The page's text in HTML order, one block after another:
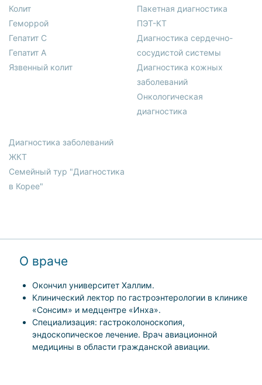
Колит
Геморрой
Гепатит С
Гепатит А
Язвенный колит
Пакетная диагностика
ПЭТ-КТ
Диагностика сердечно-
сосудистой системы
Диагностика кожных
заболеваний
Онкологическая
диагностика
Диагностика заболеваний
ЖКТ
Семейный тур "Диагностика
в Корее"
О враче
Окончил университет Халлим.
Клинический лектор по гастроэнтерологии в клинике
«Сонсим» и медцентре «Инха».
Специализация: гастроколоноскопия,
эндоскопическое лечение. Врач авиационной
медицины в области гражданской авиации.